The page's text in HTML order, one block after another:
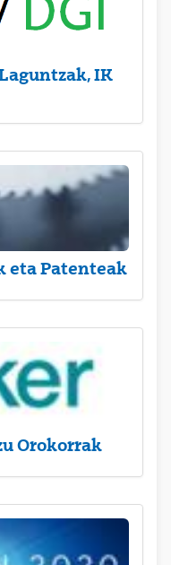
IK
eta Patenteak
Orokorrak